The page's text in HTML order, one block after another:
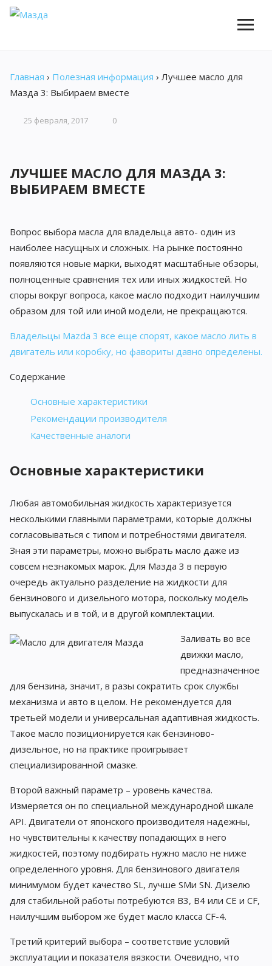
Главная › Полезная информация › Лучшее масло для
Мазда 3: Выбираем вместе
25 февраля, 2017 0
ЛУЧШЕЕ МАСЛО ДЛЯ МАЗДА 3:
ВЫБИРАЕМ ВМЕСТЕ
Вопрос выбора масла для владельца авто- один из
наиболее насущных и сложных. На рынке постоянно
появляются новые марки, выходят масштабные обзоры,
полноценные сравнения тех или иных жидкостей. Но
споры вокруг вопроса, какое масло подходит наилучшим
образом для той или иной модели, не прекращаются.
Владельцы Mazda 3 все еще спорят, какое масло лить в
двигатель или коробку, но фавориты давно определены.
Содержание
Основные характеристики
Рекомендации производителя
Качественные аналоги
Основные характеристики
Любая автомобильная жидкость характеризуется
несколькими главными параметрами, которые должны
согласовываться с типом и потребностями двигателя.
Зная эти параметры, можно выбрать масло даже из
совсем незнакомых марок. Для Мазда 3 в первую
очередь актуально разделение на жидкости для
бензинового и дизельного мотора, поскольку модель
выпускалась и в той, и в другой комплектации.
Заливать во все
движки масло,
предназначенное
для бензина, значит, в разы сократить срок службы
механизма и авто в целом. Не рекомендуется для
третьей модели и универсальная адаптивная жидкость.
Такое масло позиционируется как бензиново-
дизельное, но на практике проигрывает
специализированной смазке.
Второй важный параметр – уровень качества.
Измеряется он по специальной международной шкале
API. Двигатели от японского производителя надежны,
но чувствительны к качеству попадающих в него
жидкостей, поэтому подбирать нужно масло не ниже
определенного уровня. Для бензинового двигателя
минимумом будет качество SL, лучше SMи SN. Дизелю
для стабильной работы потребуются B3, В4 или СЕ и СF,
наилучшим выбором же будет масло класса CF-4.
Третий критерий выбора – соответствие условий
эксплуатации и показателя вязкости. Очевидно, что